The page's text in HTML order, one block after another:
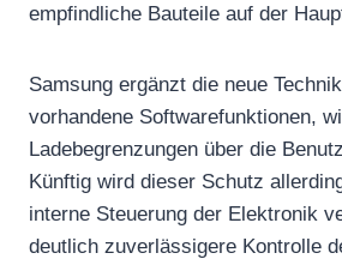
empfindliche Bauteile auf der
Samsung ergänzt die neue
vorhandene Softwarefunktionen,
Ladebegrenzungen über die
Künftig wird dieser Schutz
interne Steuerung der Elektronik
deutlich zuverlässigere Kontrolle